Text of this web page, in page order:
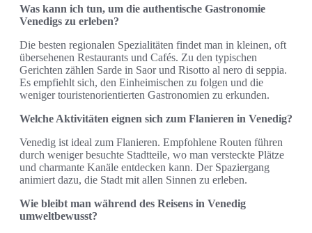
Was kann ich tun, um die authentische Gastronomie
Venedigs zu erleben?
Die besten regionalen Spezialitäten findet man in kleinen, oft
übersehenen Restaurants und Cafés. Zu den typischen
Gerichten zählen Sarde in Saor und Risotto al nero di seppia.
Es empfiehlt sich, den Einheimischen zu folgen und die
weniger touristenorientierten Gastronomien zu erkunden.
Welche Aktivitäten eignen sich zum Flanieren in Venedig?
Venedig ist ideal zum Flanieren. Empfohlene Routen führen
durch weniger besuchte Stadtteile, wo man versteckte Plätze
und charmante Kanäle entdecken kann. Der Spaziergang
animiert dazu, die Stadt mit allen Sinnen zu erleben.
Wie bleibt man während des Reisens in Venedig
umweltbewusst?